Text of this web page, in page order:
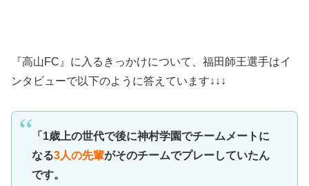
『高山FC』に入るきっかけについて、福田師王選手はイ
ンタビューで以下のように答えています↓↓↓
「1歳上の世代で後に神村学園でチームメートに
なる3人の先輩がそのチームでプレーしていたん
です。